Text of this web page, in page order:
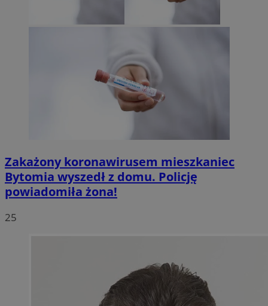
Zakażony koronawirusem mieszkaniec
Bytomia wyszedł z domu. Policję
powiadomiła żona!
25